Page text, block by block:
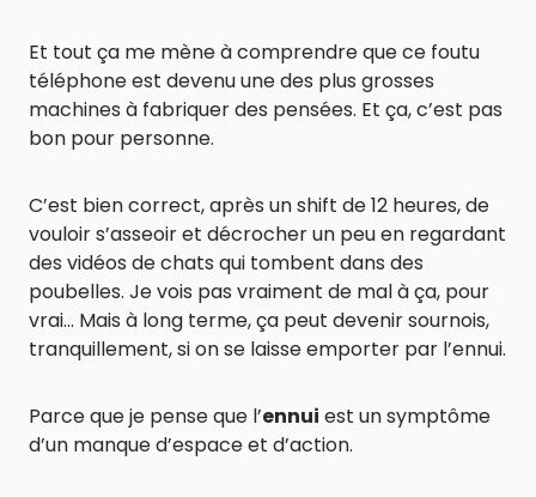
Et tout ça me mène à comprendre que ce foutu
téléphone est devenu une des plus grosses
machines à fabriquer des pensées. Et ça, c’est pas
bon pour personne.
C’est bien correct, après un shift de 12 heures, de
vouloir s’asseoir et décrocher un peu en regardant
des vidéos de chats qui tombent dans des
poubelles. Je vois pas vraiment de mal à ça, pour
vrai… Mais à long terme, ça peut devenir sournois,
tranquillement, si on se laisse emporter par l’ennui.
Parce que je pense que l’ennui est un symptôme
d’un manque d’espace et d’action.